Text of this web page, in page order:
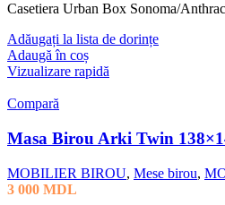
Casetiera Urban Box Sonoma/
Adăugați la lista de dorințe
Adaugă în coș
Vizualizare rapidă
Compară
Masa Birou Arki Twin
MOBILIER BIROU, Mese birou,
3 000 MDL